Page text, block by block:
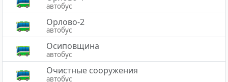
автобус
Орлово-2
автобус
Осиповщина
автобус
Очистные сооружения
автобус